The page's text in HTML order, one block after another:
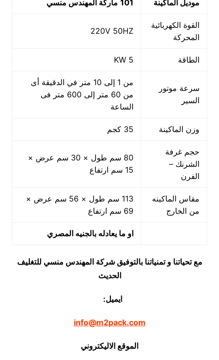
موديل الماكينة 101 ماركة المهندس منسي
القوة الكهربائية
المحركة
220V 50HZ
الطاقة 5 KW
سرعة موتور
السير
من 1 إلى 10 متر في الدقيقة أى
من 60 متر إلى 600 متر فى
الساعة
وزن الماكينة 35 كجم
حجم غرفة
الشرنك –
الفرن
80 سم طول × 30 سم عرض ×
15 سم ارتفاع
مقاس الماكينه
من الخارج
113 سم طول × 56 سم عرض ×
69 سم ارتفاع
او ما يعادله بالجنيه المصري
مع تحياتنا و تمنياتنا بالتوفيق شركة المهندس منسي للتغليف
الحديث
ايميل:
info@m2pack.com
الموقع الاليكتروني